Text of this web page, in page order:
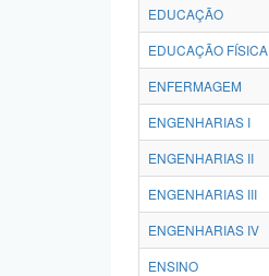
EDUCAÇÃO
EDUCAÇÃO FÍSICA
ENFERMAGEM
ENGENHARIAS I
ENGENHARIAS II
ENGENHARIAS III
ENGENHARIAS IV
ENSINO